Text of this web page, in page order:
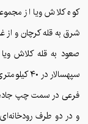
کوه کلاش ویا از
شرق به قله کرچان و
صعود به قله کلاش
فرعی در سمت چپ جاده
و در دو طرف